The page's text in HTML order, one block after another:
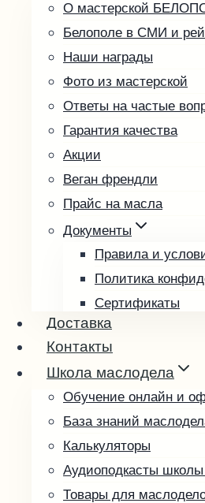
Маковое
Миндальное
Облепиховое
Подсолнечное
Расторопша
Редечное
Рыжиковое
Тыквенное
Фундучное
Чиа
Чёрный тмин
Пробные наборы
Подарочные наборы
Подарочные карты
Выбрать
Проверить баланс
О мастерской
Белополе в СМИ и
Наши награды
Фото из мастерской
Ответы на частые
Гарантия качества
Акции
Веган френдли
Прайс на масла
Документы
Правила и
Политика
Сертификаты
Возврат и обмен
Доставка
Контакты
Школа маслодела
Обучение онлайн и
База знаний
Калькуляторы
Аудиоподкасты
Товары для